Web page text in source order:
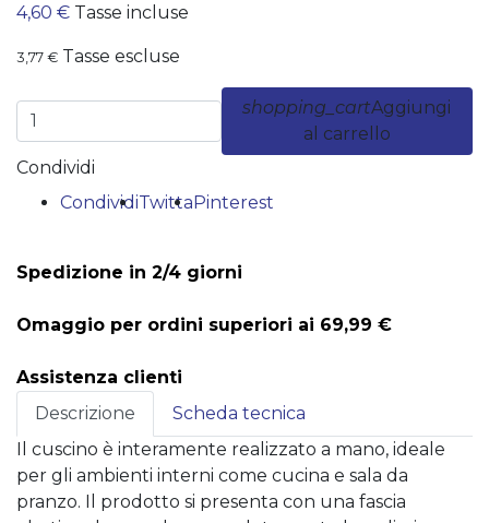
4,60 € Tasse incluse
3,77 € Tasse escluse
shopping_cartAggiungi
al carrello
Condividi
CondividiTwittaPinterest
Spedizione in 2/4 giorni
Omaggio per ordini superiori ai 69,99 €
Assistenza clienti
Descrizione
Scheda tecnica
Il cuscino è interamente realizzato a mano, ideale
per gli ambienti interni come cucina e sala da
pranzo. Il prodotto si presenta con una fascia